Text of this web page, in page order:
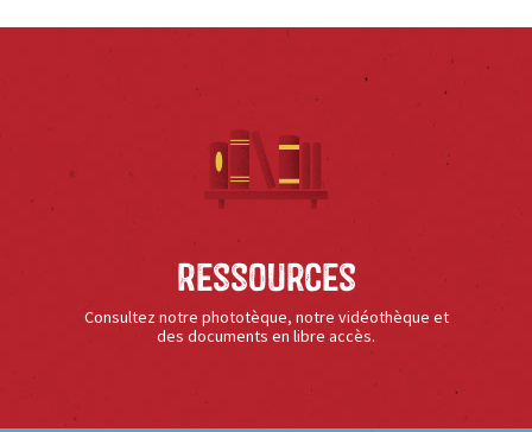
Ressources
Consultez notre phototèque, notre vidéothèque et
des documents en libre accès.